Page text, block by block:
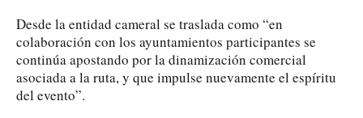
Desde la entidad cameral se traslada como “en
colaboración con los ayuntamientos participantes se
continúa apostando por la dinamización comercial
asociada a la ruta, y que impulse nuevamente el espíritu
del evento”.